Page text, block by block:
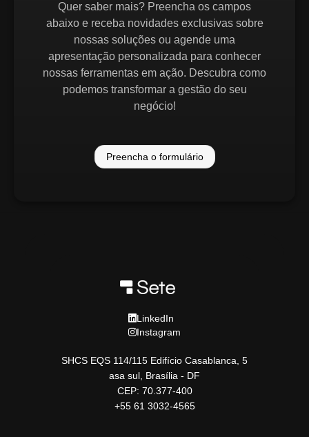
Quer saber mais? Preencha os campos
abaixo e receba novidades exclusivas sobre
nossas soluções ou agende uma
apresentação personalizada para conhecer
nossas ferramentas em ação. Descubra como
podemos transformar a gestão do seu
negócio!
Preencha o formulário
LinkedIn
Instagram
SHCS EQS 114/115 Edifício Casablanca, 5
asa sul, Brasília - DF
CEP: 70.377-400
+55 61 3032-4565